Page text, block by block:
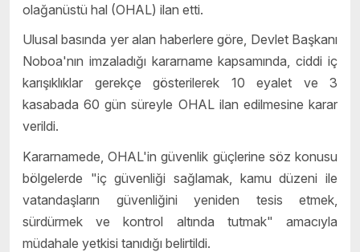
olağanüstü hal (OHAL) ilan etti.
Ulusal basında yer alan haberlere göre, Devlet Başkanı
Noboa'nın imzaladığı kararname kapsamında, ciddi iç
karışıklıklar gerekçe gösterilerek 10 eyalet ve 3
kasabada 60 gün süreyle OHAL ilan edilmesine karar
verildi.
Kararnamede, OHAL'in güvenlik güçlerine söz konusu
bölgelerde "iç güvenliği sağlamak, kamu düzeni ile
vatandaşların güvenliğini yeniden tesis etmek,
sürdürmek ve kontrol altında tutmak" amacıyla
müdahale yetkisi tanıdığı belirtildi.